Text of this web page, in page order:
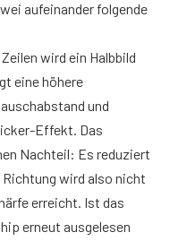
aufeinander folgende
wird ein Halbbild
eine höhere
und
Effekt. Das
Nachteil: Es reduziert
wird also nicht
erreicht. Ist das
erneut ausgelesen